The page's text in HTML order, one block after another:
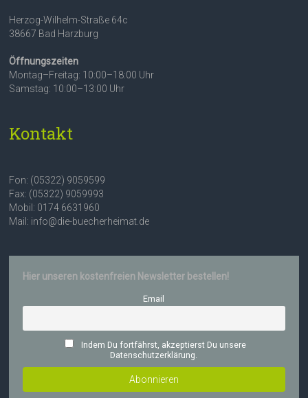
Herzog-Wilhelm-Straße 64c
38667 Bad Harzburg
Öffnungszeiten
Montag–Freitag: 10:00–18:00 Uhr
Samstag: 10:00–13:00 Uhr
Kontakt
Fon: (05322) 9059599
Fax: (05322) 9059993
Mobil: 0174 6631960
Mail: info@die-buecherheimat.de
Hier unseren kostenfreien Newsletter bestellen!
Email
Indem Du fortfährst, akzeptierst Du unsere
Datenschutzerklärung.